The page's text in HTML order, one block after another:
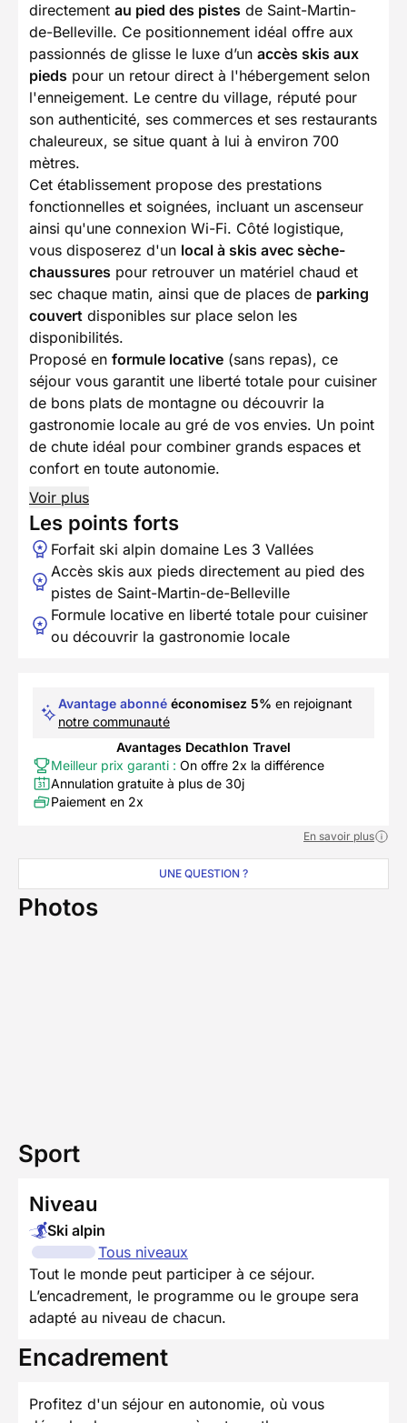
directement au pied des pistes de Saint-Martin-
de-Belleville. Ce positionnement idéal offre aux
passionnés de glisse le luxe d’un accès skis aux
pieds pour un retour direct à l'hébergement selon
l'enneigement. Le centre du village, réputé pour
son authenticité, ses commerces et ses restaurants
chaleureux, se situe quant à lui à environ 700
mètres.
Cet établissement propose des prestations
fonctionnelles et soignées, incluant un ascenseur
ainsi qu'une connexion Wi-Fi. Côté logistique,
vous disposerez d'un local à skis avec sèche-
chaussures pour retrouver un matériel chaud et
sec chaque matin, ainsi que de places de parking
couvert disponibles sur place selon les
disponibilités.
Proposé en formule locative (sans repas), ce
séjour vous garantit une liberté totale pour cuisiner
de bons plats de montagne ou découvrir la
gastronomie locale au gré de vos envies. Un point
de chute idéal pour combiner grands espaces et
confort en toute autonomie.
Voir plus
Les points forts
Forfait ski alpin domaine Les 3 Vallées
Accès skis aux pieds directement au pied des
pistes de Saint-Martin-de-Belleville
Formule locative en liberté totale pour cuisiner
ou découvrir la gastronomie locale
Avantage abonné économisez 5% en rejoignant
notre communauté
Avantages Decathlon Travel
Meilleur prix garanti : On offre 2x la différence
Annulation gratuite à plus de 30j
Paiement en 2x
En savoir plus
UNE QUESTION ?
Photos
Sport
Niveau
Ski alpin
Tous niveaux
Tout le monde peut participer à ce séjour.
L’encadrement, le programme ou le groupe sera
adapté au niveau de chacun.
Encadrement
Profitez d'un séjour en autonomie, où vous